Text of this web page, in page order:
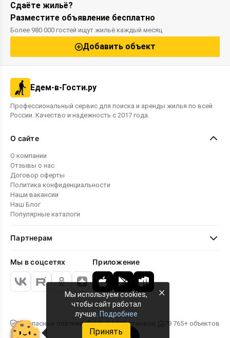
Сдаёте жильё?
Разместите объявление бесплатно
Более 980 000 гостей ищут жильё каждый месяц
Добавить объект
Едем-в-Гости.ру
Профессиональный сервис для поиска и аренды жилья по всей
России. Качество и надежность с 2017 года.
О сайте
О компании
Отзывы о нас
Договор оферты
Политика конфиденциальности
Наши вакансии
Наш Блог
Популярные каталоги
Партнерам
Мы в соцсетях Приложение
Безопасные платежи 4.8 · 24 000 отзывов 79 765+ объектов
Мы используем cookies,
чтобы сайт работал
лучше. Подробнее
×
Принять